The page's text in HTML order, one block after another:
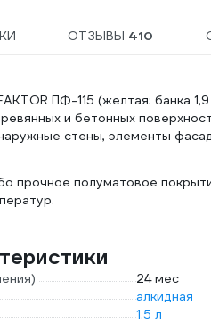
ОТЗЫВЫ 410
ПФ-115 (желтая; банка 1,9
и бетонных
стены, элементы
прочное полуматовое
24 мес
алкидная
1.5 л